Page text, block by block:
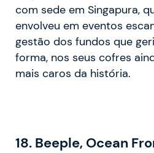
com sede em Singapura,
envolveu em eventos
gestão dos fundos que
forma, nos seus cofres
mais caros da história.
18. Beeple, Ocean